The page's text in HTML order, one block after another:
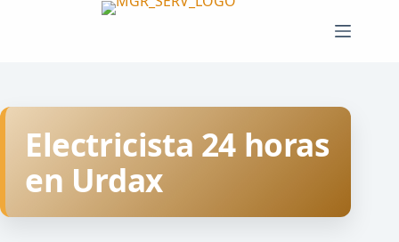
Electricista 24 horas
en Urdax